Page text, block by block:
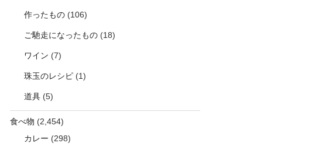
作ったもの(106)
ご馳走になったもの(18)
ワイン (7)
珠玉のレシピ(1)
道具(5)
食べ物 (2,454)
カレー (298)